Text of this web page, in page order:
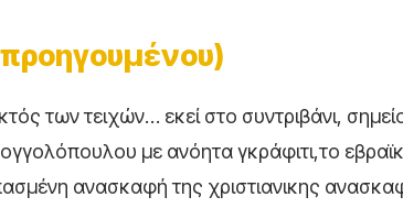
των τειχών… εκεί στο συντριβάνι,
με ανόητα γκράφιτι,το
ανασκαφή της χριστιανικης